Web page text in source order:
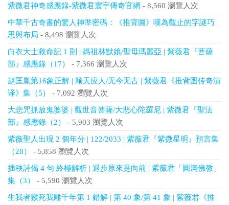
紫微君神奇感應錄-紫微君寰宇傳奇官網 - 8,560 瀏覽人次
中華千古奇書的驚人神準密碼：《推背圖》嘆為觀止的字謎巧
思與布局 - 8,498 瀏覽人次
白衣大士救命記 1 則 | 媽祖林默娘/聖母瑪麗亞 | 紫薇君『菩薩
部』感應錄（17）
- 7,366 瀏覽人次
赵匡胤第16象正解 | 顺天应人/无今无古 | 紫薇君《推背图传奇演
译》集（5）
- 7,092 瀏覽人次
大悲咒抓放鬼婆婆 | 觀世音菩薩/大悲心陀羅尼 | 紫微君『聖法
部』感應錄（2）
- 5,903 瀏覽人次
紫薇聖人出現 2 個年分 | 122/2033 | 紫薇君『紫微星明』預言集
（28）
- 5,858 瀏覽人次
插秧詩偈 4 句 終極解析 | 退步原來是向前 | 紫薇君「圓滿佛教」
集（3）
- 5,590 瀏覽人次
生我者猴死我雕千年第 1 錯解 | 第 40 象/第 41 象 | 紫薇君《推